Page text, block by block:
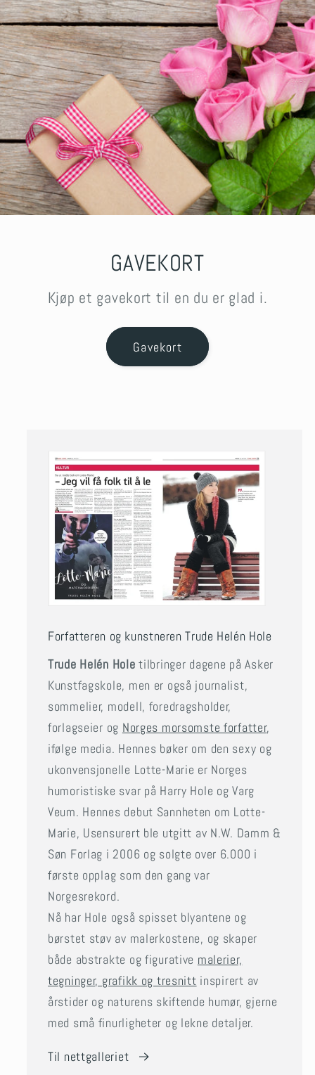
GAVEKORT
Kjøp et gavekort til en du er glad i.
Gavekort
Forfatteren og kunstneren Trude Helén Hole
Trude Helén Hole tilbringer dagene på Asker
Kunstfagskole, men er også journalist,
sommelier, modell, foredragsholder,
forlagseier og Norges morsomste forfatter,
ifølge media. Hennes bøker om den sexy og
ukonvensjonelle Lotte-Marie er Norges
humoristiske svar på Harry Hole og Varg
Veum. Hennes debut Sannheten om Lotte-
Marie, Usensurert ble utgitt av N.W. Damm &
Søn Forlag i 2006 og solgte over 6.000 i
første opplag som den gang var
Norgesrekord.
Nå har Hole også spisset blyantene og
børstet støv av malerkostene, og skaper
både abstrakte og figurative malerier,
tegninger, grafikk og tresnitt inspirert av
årstider og naturens skiftende humør, gjerne
med små finurligheter og lekne detaljer.
Til nettgalleriet